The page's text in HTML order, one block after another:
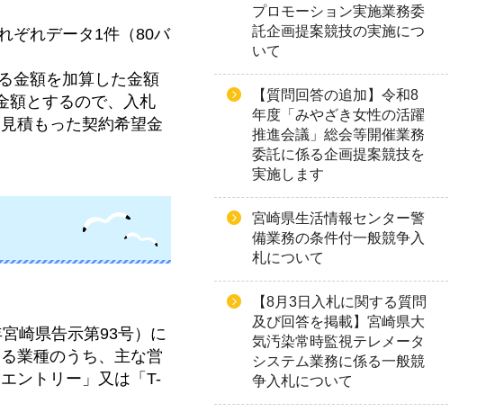
ぞれデータ1件（80バ
金額を加算した金額
額とするので、入札
積もった契約希望金
崎県告示第93号）に
業種のうち、主な営
ントリー」又は「T-
プロモーション実施業務委
託企画提案競技の実施につ
いて
【質問回答の追加】令和8
年度「みやざき女性の活躍
推進会議」総会等開催業務
委託に係る企画提案競技を
実施します
宮崎県生活情報センター警
備業務の条件付一般競争入
札について
【8月3日入札に関する質問
及び回答を掲載】宮崎県大
気汚染常時監視テレメータ
システム業務に係る一般競
争入札について